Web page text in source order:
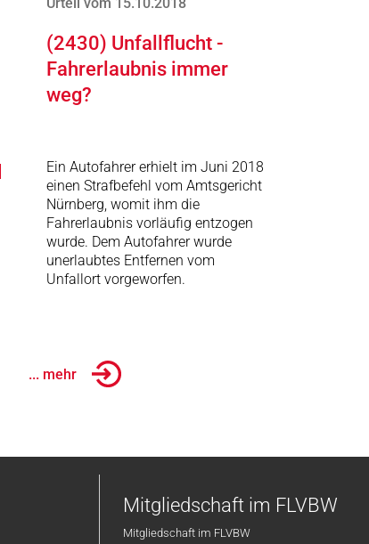
(2430) Unfallflucht -
Fahrerlaubnis immer
weg?
Ein Autofahrer erhielt im Juni 2018
einen Strafbefehl vom Amtsgericht
Nürnberg, womit ihm die
Fahrerlaubnis vorläufig entzogen
wurde. Dem Autofahrer wurde
unerlaubtes Entfernen vom
Unfallort vorgeworfen.
... mehr
Mitgliedschaft im FLVBW
Mitgliedschaft im FLVBW